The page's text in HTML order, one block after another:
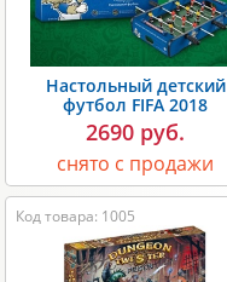
Настольный детский
футбол FIFA 2018
2690 руб.
снято с продажи
Код товара: 1005